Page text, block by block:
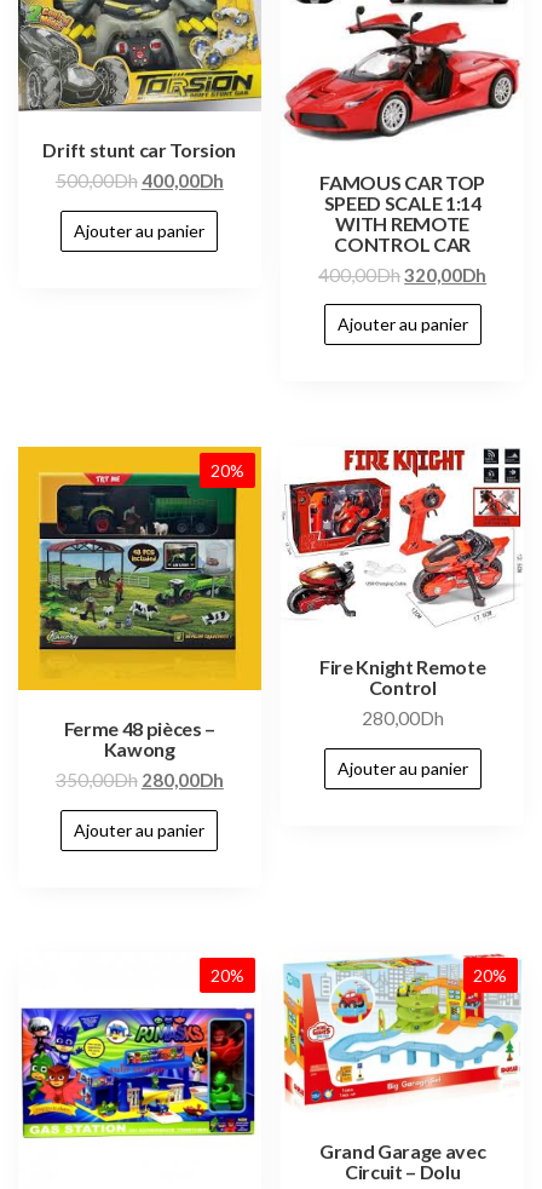
Drift stunt car Torsion
500,00Dh400,00Dh
Ajouter au panier
FAMOUS CAR TOP
SPEED SCALE 1:14
WITH REMOTE
CONTROL CAR
400,00Dh320,00Dh
Ajouter au panier
20%
Ferme 48 pièces –
Kawong
350,00Dh 280,00Dh
Ajouter au panier
Fire Knight Remote
Control
280,00Dh
Ajouter au panier
20% 20%
Grand Garage avec
Circuit – Dolu